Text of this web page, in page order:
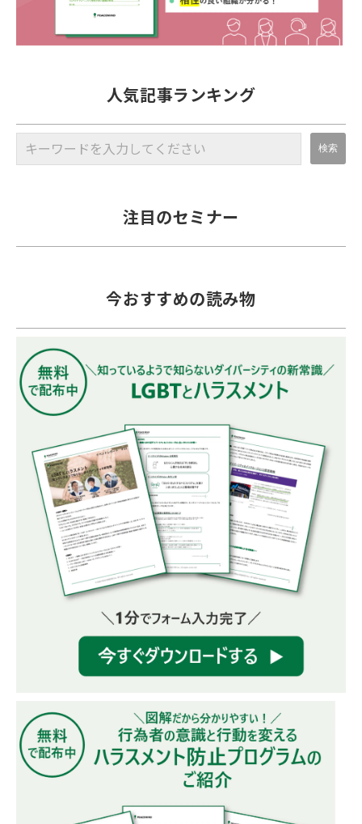
人気記事ランキング
注目のセミナー
今おすすめの読み物